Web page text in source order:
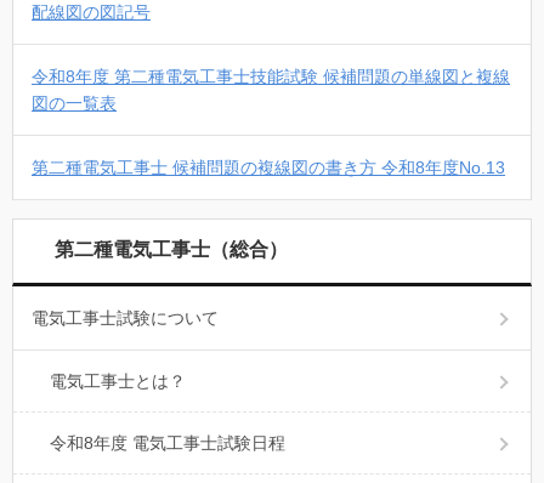
配線図の図記号
令和8年度 第二種電気工事士技能試験 候補問題の単線図と複線
図の一覧表
第二種電気工事士 候補問題の複線図の書き方 令和8年度No.13
第二種電気工事士（総合）
電気工事士試験について
電気工事士とは？
令和8年度 電気工事士試験日程